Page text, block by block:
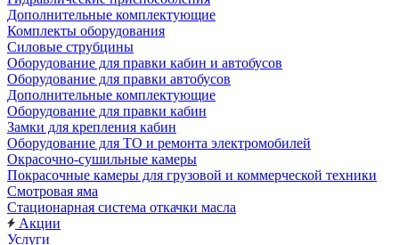
Дополнительные комплектующие
Комплекты оборудования
Силовые струбцины
Оборудование для правки кабин и автобусов
Оборудование для правки автобусов
Дополнительные комплектующие
Оборудование для правки кабин
Замки для крепления кабин
Оборудование для ТО и ремонта электромобилей
Окрасочно-сушильные камеры
Покрасочные камеры для грузовой и коммерческой техники
Смотровая яма
Стационарная система откачки масла
Акции
Услуги